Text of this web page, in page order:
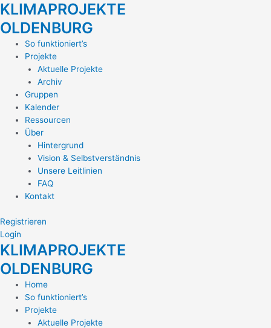
Zum
springen
KLIMAPROJEKTE
OLDENBURG
Main
Menu
So funktioniert’s
Projekte
Aktuelle Projekte
Archiv
Gruppen
Kalender
Ressourcen
Über
Hintergrund
Vision & Selbstverständnis
Unsere Leitlinien
FAQ
Kontakt
Registrieren
Login
KLIMAPROJEKTE
OLDENBURG
Home
So funktioniert’s
Projekte
Aktuelle Projekte